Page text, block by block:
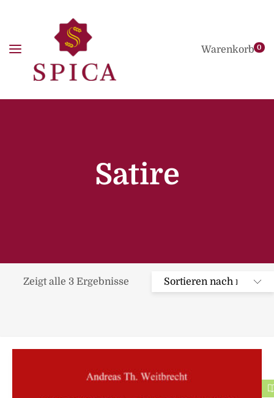
Warenkorb0
Satire
Zeigt alle 3 Ergebnisse